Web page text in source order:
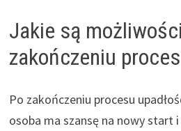
Jakie są
zakończeniu
Po zakończeniu procesu
osoba ma szansę na nowy start